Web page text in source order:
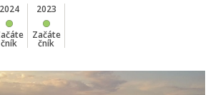
2024
čník
2023
Začáte
čník